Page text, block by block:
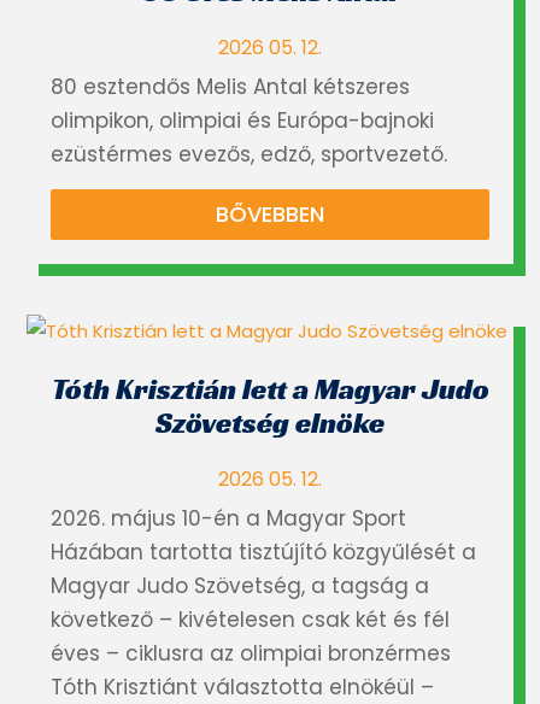
2026 05. 12.
80 esztendős Melis Antal kétszeres
olimpikon, olimpiai és Európa-bajnoki
ezüstérmes evezős, edző, sportvezető.
BŐVEBBEN
Tóth Krisztián lett a Magyar Judo
Szövetség elnöke
2026 05. 12.
2026. május 10-én a Magyar Sport
Házában tartotta tisztújító közgyűlését a
Magyar Judo Szövetség, a tagság a
következő – kivételesen csak két és fél
éves – ciklusra az olimpiai bronzérmes
Tóth Krisztiánt választotta elnökéül –